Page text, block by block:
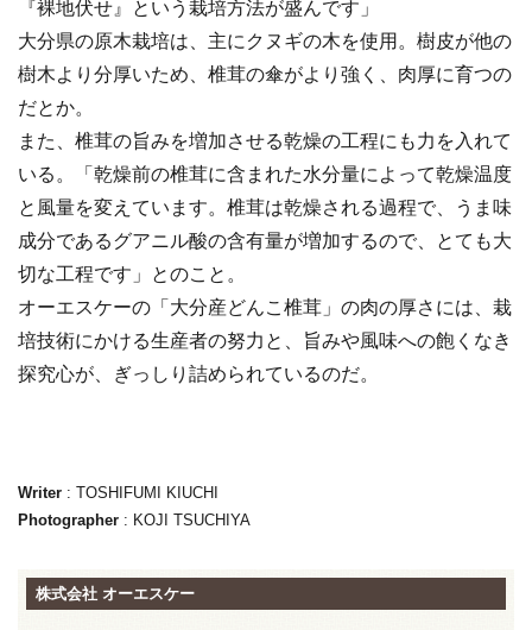
『裸地伏せ』という栽培方法が盛んです」
大分県の原木栽培は、主にクヌギの木を使用。樹皮が他の
樹木より分厚いため、椎茸の傘がより強く、肉厚に育つの
だとか。
また、椎茸の旨みを増加させる乾燥の工程にも力を入れて
いる。「乾燥前の椎茸に含まれた水分量によって乾燥温度
と風量を変えています。椎茸は乾燥される過程で、うま味
成分であるグアニル酸の含有量が増加するので、とても大
切な工程です」とのこと。
オーエスケーの「大分産どんこ椎茸」の肉の厚さには、栽
培技術にかける生産者の努力と、旨みや風味への飽くなき
探究心が、ぎっしり詰められているのだ。
Writer: TOSHIFUMI KIUCHI
Photographer: KOJI TSUCHIYA
株式会社 オーエスケー